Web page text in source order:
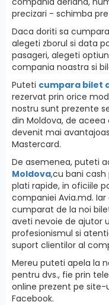
precizari - schimba
Daca doriti sa
alegeti zborul si data
pasageri, alegeti
compania noastra si
Puteti cumpara bilet
rezervat prin orice
nostru sunt prezente
din Moldova, de
devenit mai
Mastercard.
De asemenea, puteti
Moldova,cu bani
plati rapide, in oficiile
companiei Avia.md.
cumparat de la noi
aveti nevoie de ajutor
profesionismul si
suport clientilor al
Mereu puteti apela la
pentru dvs., fie prin
online prezent pe site-
Facebook.